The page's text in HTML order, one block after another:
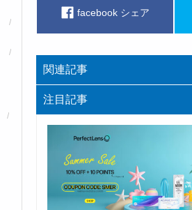
facebook シェア
関連記事
注目記事